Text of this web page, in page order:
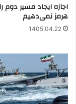
اجازه ایجاد مسیر دوم
هرمز نمی‌دهیم
1405.04.22